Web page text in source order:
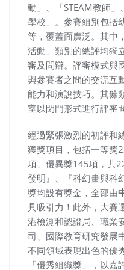
動」、「STEAM教師」
學校」。參賽組別包括
等，覆蓋面廣泛。其中
活動」類別的總評均獨
審及問辯。評審模式與
與參賽者之間的交流互
能力和演說技巧。其餘
室以閉門形式進行評審
經過緊張激烈的初評和
獲獎項目，包括一等獎
項、優異獎145項，共
發明』、『科幻畫與科
獎均設有獎金，全部由
具吸引力！此外，大賽
港檢測和認證局、職業
司、國際教育研究發展
不同領域表現出色的優
「優秀組織獎」，以